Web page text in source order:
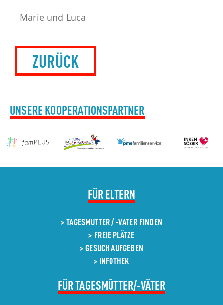
Marie und Luca
ZURÜCK
UNSERE KOOPERATIONSPARTNER
FÜR ELTERNÜBERSPRINGEN
TAGESMUTTER / -VATER FINDEN
FREIE PLÄTZE
GESUCH AUFGEBEN
INFOTHEK
FÜR TAGESMÜTTER/-VÄTERÜBERSPRINGEN